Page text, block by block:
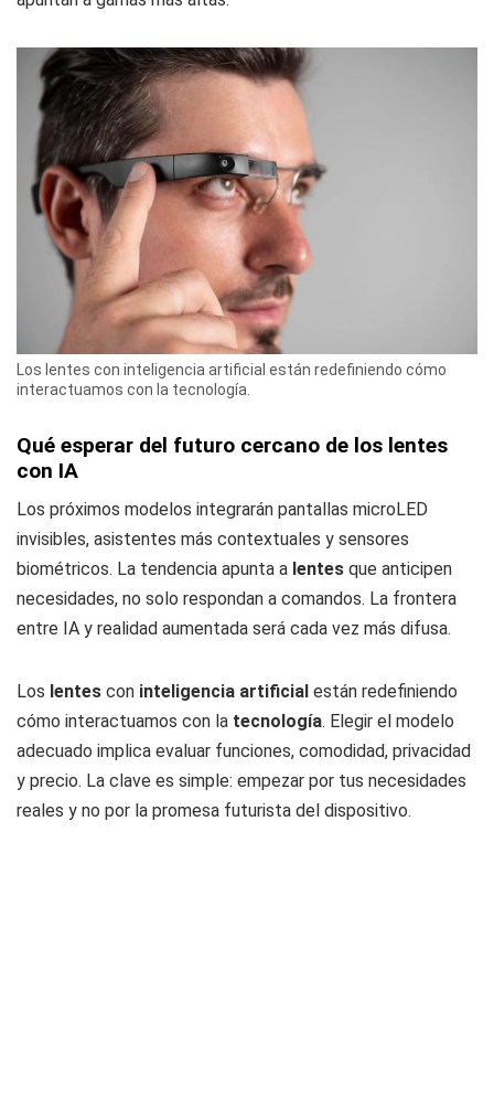
Los lentes con inteligencia artificial están redefiniendo cómo
interactuamos con la tecnología.
Qué esperar del futuro cercano de los lentes
con IA
Los próximos modelos integrarán pantallas microLED
invisibles, asistentes más contextuales y sensores
biométricos. La tendencia apunta a lentes que anticipen
necesidades, no solo respondan a comandos. La frontera
entre IA y realidad aumentada será cada vez más difusa.
Los lentes con inteligencia artificial están redefiniendo
cómo interactuamos con la tecnología. Elegir el modelo
adecuado implica evaluar funciones, comodidad, privacidad
y precio. La clave es simple: empezar por tus necesidades
reales y no por la promesa futurista del dispositivo.